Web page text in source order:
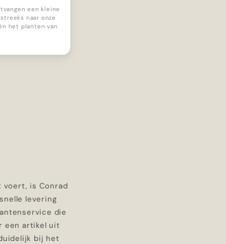
een kleine
naar onze
het planten van
voert, is Conrad
levering
die
een artikel uit
bij het